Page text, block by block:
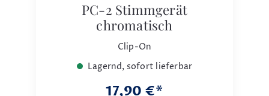
PC-2 Stimmgerät
chromatisch
Clip-On
Lagernd, sofort lieferbar
17,90 €*